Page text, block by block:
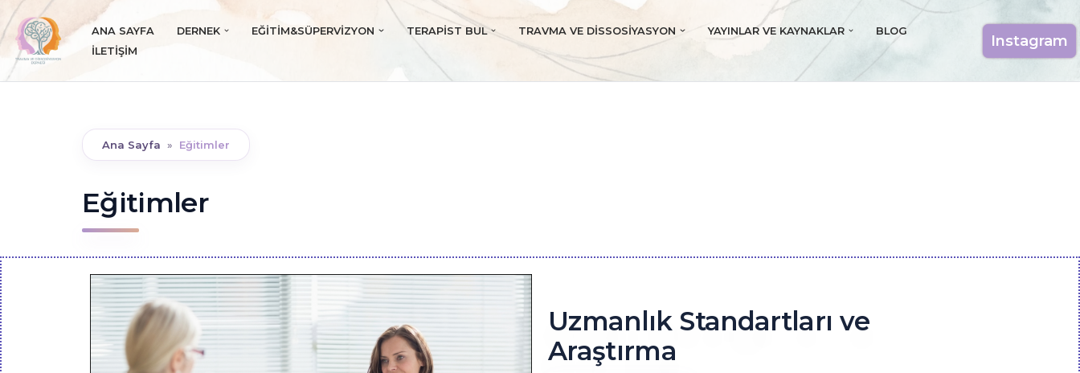
İçeriğe
geç
ANA SAYFA DERNEK EĞITIM&SÜPERVIZYON TERAPIST BUL TRAVMA VE DISSOSIYASYON YAYINLAR VE KAYNAKLAR
BLOG
İLETIŞIM
Instagram
Ana Sayfa » Eğitimler
Eğitimler
Uzmanlık Standartları ve
Araştırma